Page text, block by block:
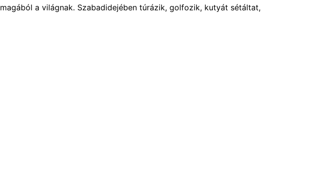
a világnak. Szabadidejében túrázik, golfozik, kutyát sétáltat,